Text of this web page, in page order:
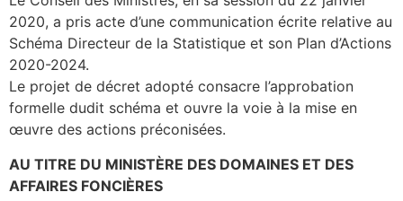
2020, a pris acte d’une communication écrite relative au
Schéma Directeur de la Statistique et son Plan d’Actions
2020-2024.
Le projet de décret adopté consacre l’approbation
formelle dudit schéma et ouvre la voie à la mise en
œuvre des actions préconisées.
AU TITRE DU MINISTÈRE DES DOMAINES ET DES
AFFAIRES FONCIÈRES